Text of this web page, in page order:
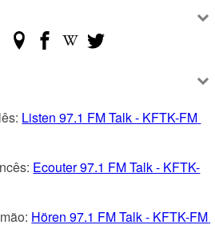
Listen 97.1 FM Talk - KFTK-FM
Ecouter 97.1 FM Talk - KFTK-
Hören 97.1 FM Talk - KFTK-FM